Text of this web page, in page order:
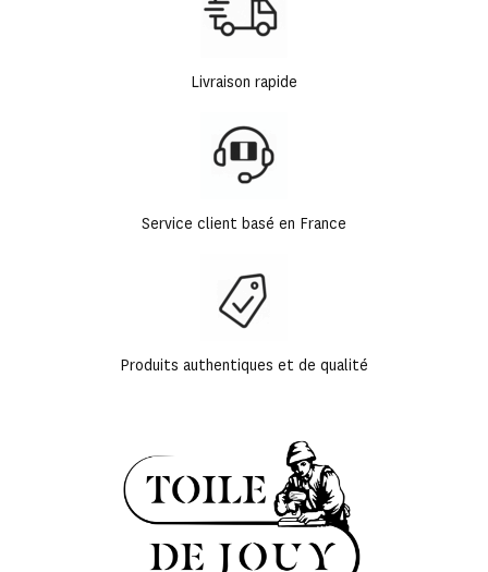
Livraison rapide
Service client basé en France
Produits authentiques et de qualité